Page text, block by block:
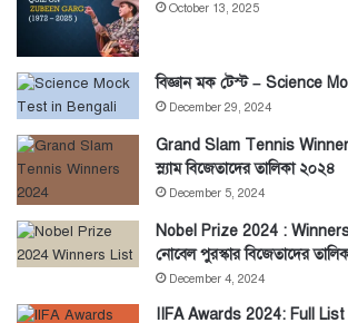
October 13, 2025
বিজ্ঞান মক টেস্ট – Science
December 29, 2024
Grand Slam Tennis Winners
স্ল্যাম বিজেতাদের তালিকা ২০২৪
December 5, 2024
Nobel Prize 2024 :
নোবেল পুরস্কার বিজেতাদের
December 4, 2024
IIFA Awards 2024: Full